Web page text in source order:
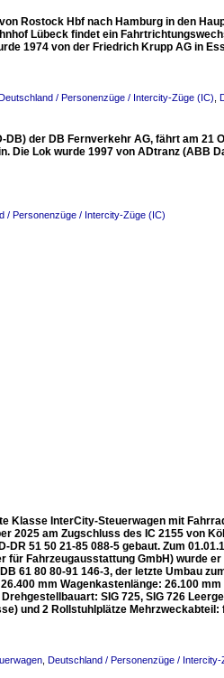
Rostock Hbf nach Hamburg in den
Lübeck findet ein
1974 von der Friedrich Krupp AG in
/ Personenzüge / Intercity-Züge (IC)
DB) der DB Fernverkehr AG, fährt am
Die Lok wurde 1997 von ADtranz (ABB
/ Personenzüge / Intercity-Züge (IC)
Klasse InterCity-Steuerwagen mit
2025 am Zugschluss des IC 2155 von
DR 51 50 21-85 088-5 gebaut. Zum
für Fahrzeugausstattung GmbH) wurde
61 80 80-91 146-3, der letzte Umbau
mm Wagenkastenlänge: 26.100
SIG 725, SIG 726
und 2 Rollstuhlplätze
Deutschland / Personenzüge / Intercity-